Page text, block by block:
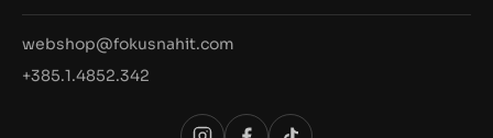
webshop@fokusnahit.com
+385.1.4852.342